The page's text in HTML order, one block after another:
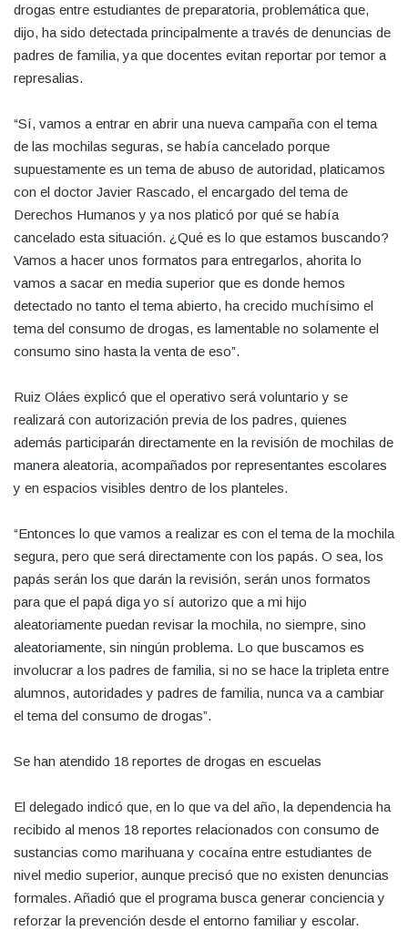
drogas entre estudiantes de preparatoria, problemática que,
dijo, ha sido detectada principalmente a través de denuncias de
padres de familia, ya que docentes evitan reportar por temor a
represalias.
“Sí, vamos a entrar en abrir una nueva campaña con el tema
de las mochilas seguras, se había cancelado porque
supuestamente es un tema de abuso de autoridad, platicamos
con el doctor Javier Rascado, el encargado del tema de
Derechos Humanos y ya nos platicó por qué se había
cancelado esta situación. ¿Qué es lo que estamos buscando?
Vamos a hacer unos formatos para entregarlos, ahorita lo
vamos a sacar en media superior que es donde hemos
detectado no tanto el tema abierto, ha crecido muchísimo el
tema del consumo de drogas, es lamentable no solamente el
consumo sino hasta la venta de eso”.
Ruiz Oláes explicó que el operativo será voluntario y se
realizará con autorización previa de los padres, quienes
además participarán directamente en la revisión de mochilas de
manera aleatoria, acompañados por representantes escolares
y en espacios visibles dentro de los planteles.
“Entonces lo que vamos a realizar es con el tema de la mochila
segura, pero que será directamente con los papás. O sea, los
papás serán los que darán la revisión, serán unos formatos
para que el papá diga yo sí autorizo que a mi hijo
aleatoriamente puedan revisar la mochila, no siempre, sino
aleatoriamente, sin ningún problema. Lo que buscamos es
involucrar a los padres de familia, si no se hace la tripleta entre
alumnos, autoridades y padres de familia, nunca va a cambiar
el tema del consumo de drogas”.
Se han atendido 18 reportes de drogas en escuelas
El delegado indicó que, en lo que va del año, la dependencia ha
recibido al menos 18 reportes relacionados con consumo de
sustancias como marihuana y cocaína entre estudiantes de
nivel medio superior, aunque precisó que no existen denuncias
formales. Añadió que el programa busca generar conciencia y
reforzar la prevención desde el entorno familiar y escolar.